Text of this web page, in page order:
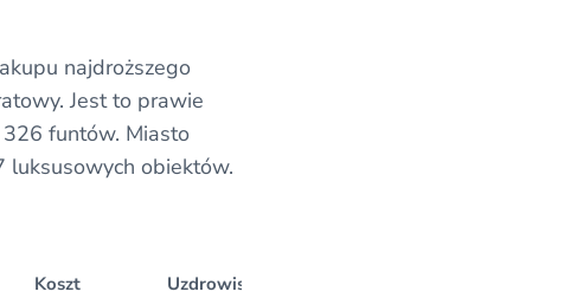
najdroższego
Jest to prawie
funtów. Miasto
obiektów.
Koszt
Uzdrowiska*